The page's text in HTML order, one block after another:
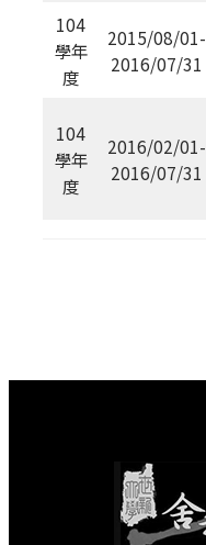
104
學年
度
2015/08/01-
2016/07/31
104
學年
度
2016/02/01-
2016/07/31